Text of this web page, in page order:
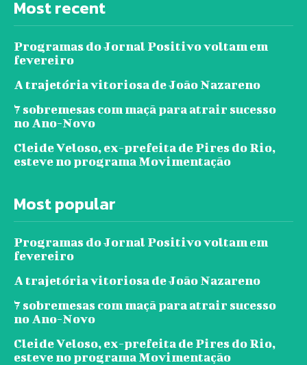
Most recent
Programas do Jornal Positivo voltam em
fevereiro
A trajetória vitoriosa de João Nazareno
7 sobremesas com maçã para atrair sucesso
no Ano-Novo
Cleide Veloso, ex-prefeita de Pires do Rio,
esteve no programa Movimentação
Most popular
Programas do Jornal Positivo voltam em
fevereiro
A trajetória vitoriosa de João Nazareno
7 sobremesas com maçã para atrair sucesso
no Ano-Novo
Cleide Veloso, ex-prefeita de Pires do Rio,
esteve no programa Movimentação